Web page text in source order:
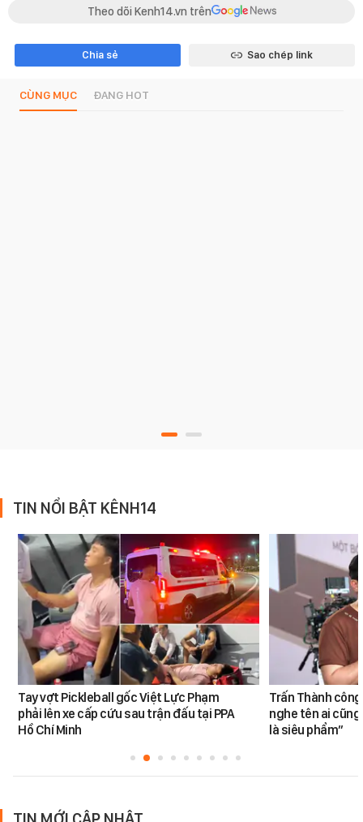
Theo dõi Kenh14.vn trên
Chia sẻ Sao chép link
CÙNG MỤC ĐANG HOT
TIN NỔI BẬT KÊNH14
Tay vợt Pickleball gốc Việt Lực Phạm
phải lên xe cấp cứu sau trận đấu tại PPA
Hồ Chí Minh
Trấn Thành
nghe tên ai
là siêu phẩm”